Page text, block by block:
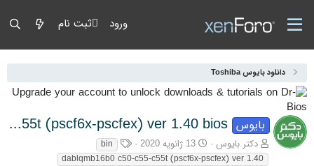
ورود ثبت نام
دانلود بایوس Toshiba
بایوس toshiba satellite c55-a5245 dablqmb16b0 c50-c55-c55t (pscf6x-pscfex) ver 1.40 bios
آغازگر گفتمان
دکتر بایوس تاریخ شروع
13 ژانویه 2020 برچسب‌ها
bin
dablqmb16b0 c50-c55-c55t (pscf6x-pscfex) ver 1.40